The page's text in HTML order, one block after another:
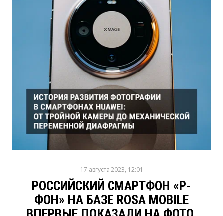
17 августа 2023, 12:01
РОССИЙСКИЙ СМАРТФОН «Р-
ФОН» НА БАЗЕ ROSA MOBILE